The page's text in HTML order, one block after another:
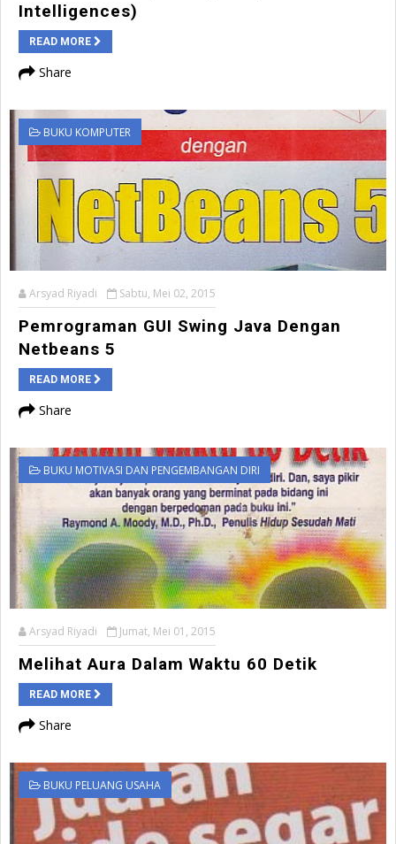
Intelligences)
READ MORE
Share
BUKU KOMPUTER
Arsyad Riyadi Sabtu, Mei 02, 2015
Pemrograman GUI Swing Java Dengan
Netbeans 5
READ MORE
Share
BUKU MOTIVASI DAN PENGEMBANGAN DIRI
Arsyad Riyadi Jumat, Mei 01, 2015
Melihat Aura Dalam Waktu 60 Detik
READ MORE
Share
BUKU PELUANG USAHA